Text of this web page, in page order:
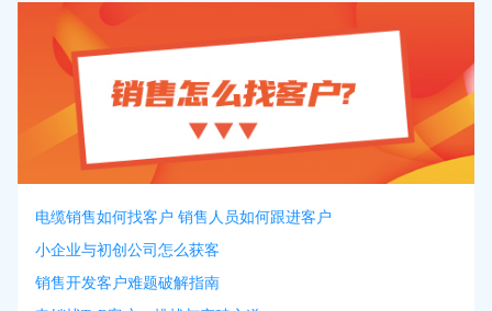
电缆销售如何找客户 销售人员如何跟进客户
小企业与初创公司怎么获客
销售开发客户难题破解指南